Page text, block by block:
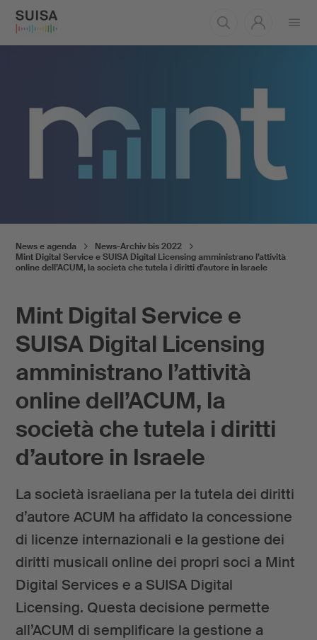
Mint Digital Service e
SUISA Digital Licensing
amministrano l’attività
online dell’ACUM, la
società che tutela i diritti
d’autore in Israele
La società israeliana per la tutela dei diritti
d’autore ACUM ha affidato la concessione
di licenze internazionali e la gestione dei
diritti musicali online dei propri soci a Mint
Digital Services e a SUISA Digital
Licensing. Questa decisione permette
all’ACUM di semplificare la gestione a
News e agenda
News-Archiv bis 2022
Mint Digital Service e SUISA Digital Licensing amministrano l’attività
online dell’ACUM, la società che tutela i diritti d’autore in Israele